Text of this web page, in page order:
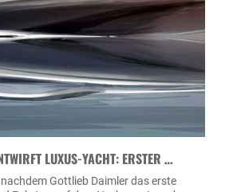
LUXUS-YACHT: ERSTER …
Gottlieb Daimler das erste